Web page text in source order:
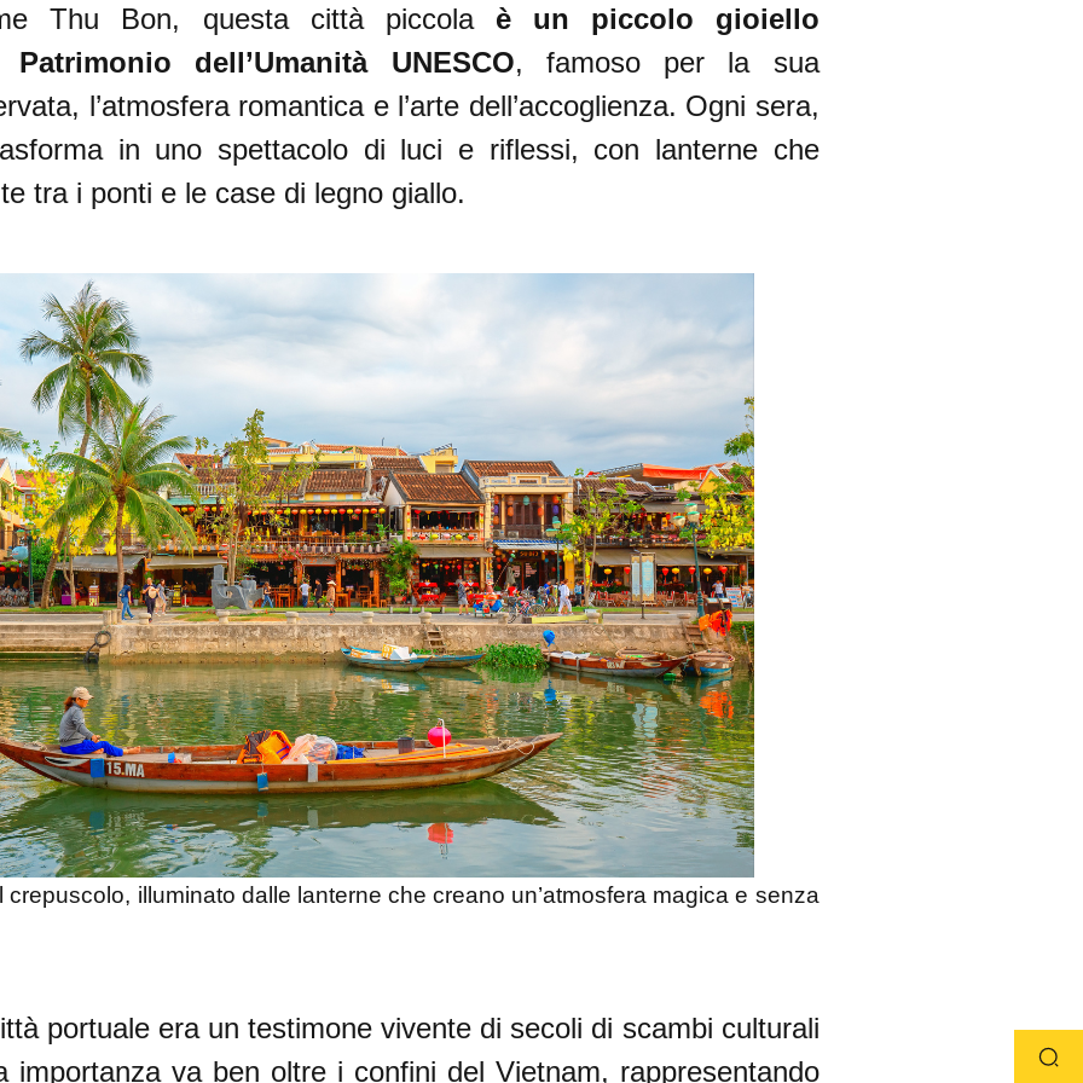
Thu Bon, questa città piccolaè un piccolo gioiello
dell’Umanità UNESCO, famoso per la sua
l’atmosfera romantica e l’arte dell’accoglienza. Ogni sera,
in uno spettacolo di luci e riflessi, con lanterne che
tra i ponti e le case di legno giallo.
crepuscolo, illuminato dalle lanterne che creano un’atmosfera magica e senza
portuale era un testimone vivente di secoli di scambi culturali
importanza va ben oltre i confini del Vietnam, rappresentando